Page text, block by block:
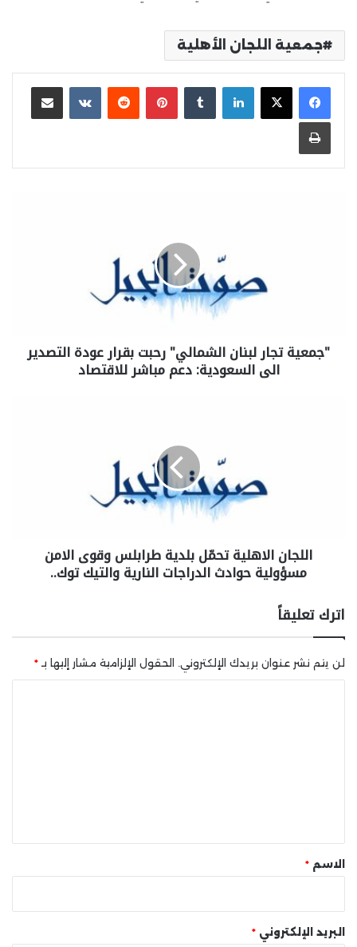
جمعية اللجان الأهلية
لينكدإن بينتيريست مشاركة عبر البريد
طباعة
"جمعية تجار لبنان الشمالي" رحبت بقرار عودة التصدير
الى السعودية: دعم مباشر للاقتصاد
اللجان الاهلية تحمّل بلدية طرابلس وقوى الامن
مسؤولية حوادث الدراجات النارية والتيك توك..
اترك تعليقاً
لن يتم نشر عنوان بريدك الإلكتروني. الحقول الإلزامية مشار إليها بـ *
* الاسم *
البريد الإلكتروني *